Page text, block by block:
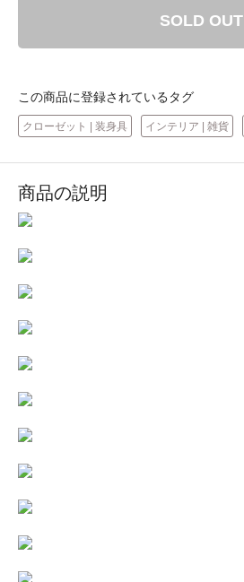
SOLD OUT
この商品に登録されているタグ
クローゼット | 装身具 インテリア | 雑貨
商品の説明